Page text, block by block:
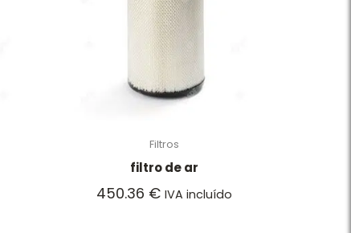
Filtros
filtro de ar
450.36 € IVA incluído